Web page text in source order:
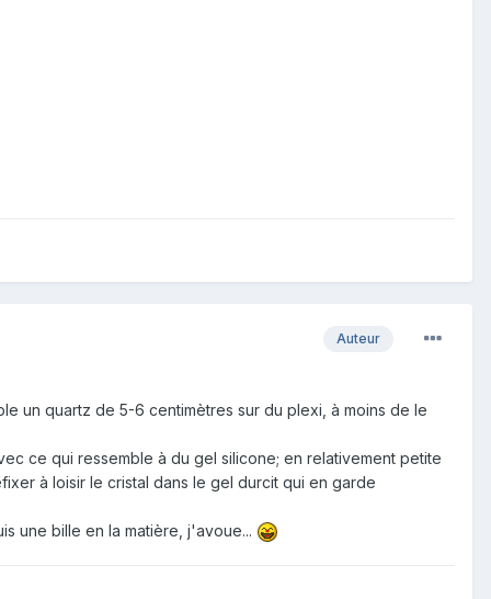
Auteur
un quartz de 5-6 centimètres sur du plexi, à moins de le
ce qui ressemble à du gel silicone; en relativement petite
à loisir le cristal dans le gel durcit qui en garde
une bille en la matière, j'avoue...